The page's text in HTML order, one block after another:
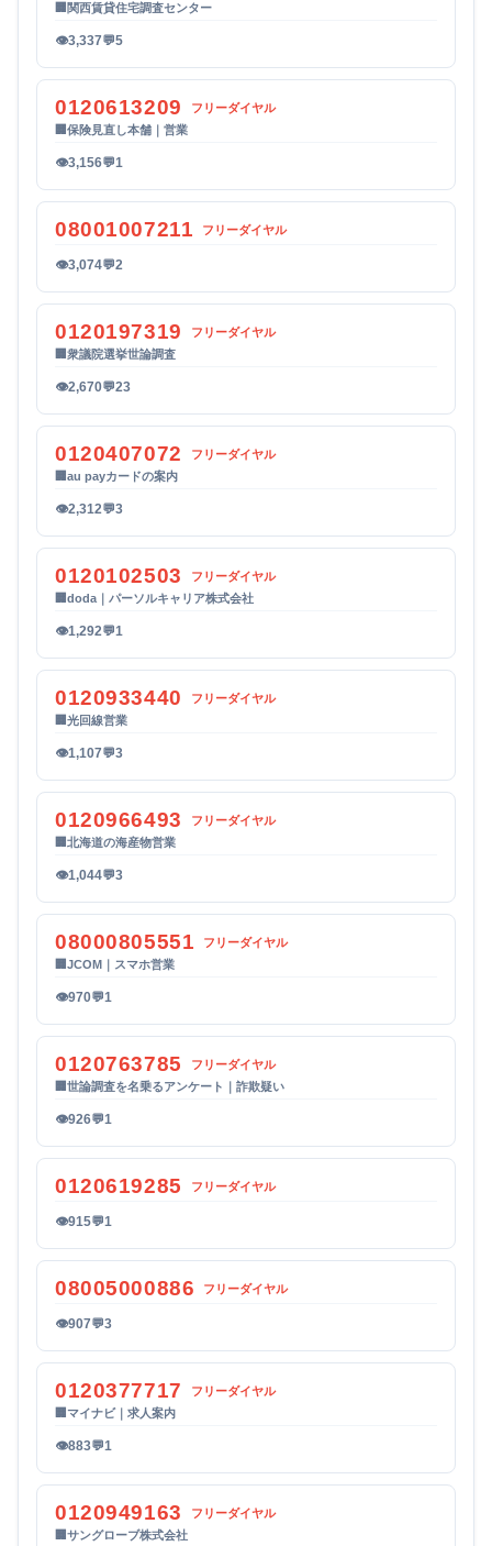
関西賃貸住宅調査センター
👁3,337💬5
0120613209
フリーダイヤル
保険見直し本舗｜営業
👁3,156💬1
08001007211 フリーダイヤル
👁3,074💬2
0120197319
フリーダイヤル
衆議院選挙世論調査
👁2,670💬23
0120407072
フリーダイヤル
au payカードの案内
👁2,312💬3
0120102503
フリーダイヤル
doda｜パーソルキャリア株式会社
👁1,292💬1
0120933440
フリーダイヤル
光回線営業
👁1,107💬3
0120966493
フリーダイヤル
北海道の海産物営業
👁1,044💬3
08000805551
フリーダイヤル
JCOM｜スマホ営業
👁970💬1
0120763785
フリーダイヤル
世論調査を名乗るアンケート｜詐欺疑い
👁926💬1
0120619285 フリーダイヤル
👁915💬1
08005000886 フリーダイヤル
👁907💬3
0120377717
フリーダイヤル
マイナビ｜求人案内
👁883💬1
0120949163
フリーダイヤル
サングローブ株式会社